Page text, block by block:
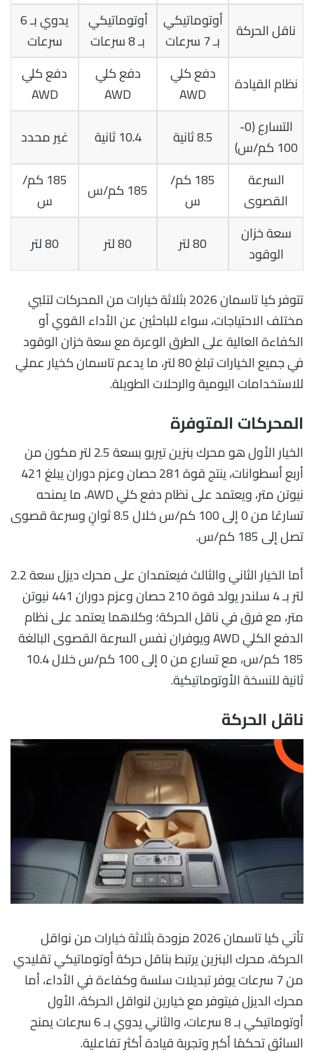
ناقل الحركة أوتوماتيكي
بـ 7 سرعات
أوتوماتيكي
بـ 8 سرعات
يدوي بـ 6
سرعات
نظام القيادة
دفع كلي
AWD
دفع كلي
AWD
دفع كلي
AWD
التسارع (0-
100 كم/س)
8.5 ثانية 10.4 ثانية
غير محدد
السرعة
القصوى
185 كم/
س
185 كم/س
185 كم/
س
سعة خزان
الوقود
80 لتر 80 لتر 80 لتر
تتوفر كيا تاسمان 2026 بثلاثة خيارات من المحركات لتلبي
مختلف الاحتياجات، سواء للباحثين عن الأداء القوي أو
الكفاءة العالية على الطرق الوعرة مع سعة خزان الوقود
في جميع الخيارات تبلغ 80 لتر، ما يدعم تاسمان كخيار عملي
للاستخدامات اليومية والرحلات الطويلة.
المحركات المتوفرة
الخيار الأول هو محرك بنزين تيربو بسعة 2.5 لتر مكون من
أربع أسطوانات، ينتج قوة 281 حصان وعزم دوران يبلغ 421
نيوتن متر، ويعتمد على نظام دفع كلي AWD، ما يمنحه
تسارعًا من 0 إلى 100 كم/س خلال 8.5 ثوانٍ وسرعة قصوى
تصل إلى 185 كم/س.
أما الخيار الثاني والثالث فيعتمدان على محرك ديزل سعة 2.2
لتر بـ 4 سلندر يولد قوة 210 حصان وعزم دوران 441 نيوتن
متر، مع فرق في ناقل الحركة؛ وكلاهما يعتمد على نظام
الدفع الكلي AWD ويوفران نفس السرعة القصوى البالغة
185 كم/س، مع تسارع من 0 إلى 100 كم/س خلال 10.4
ثانية للنسخة الأوتوماتيكية.
ناقل الحركة
تأتي كيا تاسمان 2026 مزودة بثلاثة خيارات من نواقل
الحركة، محرك البنزين يرتبط بناقل حركة أوتوماتيكي تقليدي
من 7 سرعات يوفر تبديلات سلسة وكفاءة في الأداء، أما
محرك الديزل فيتوفر مع خيارين لنواقل الحركة، الأول
أوتوماتيكي بـ 8 سرعات، والثاني يدوي بـ 6 سرعات يمنح
السائق تحكمًا أكبر وتجربة قيادة أكثر تفاعلية.